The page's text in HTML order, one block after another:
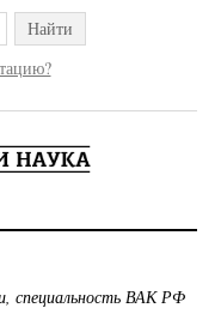
Найти
специальность ВАК РФ